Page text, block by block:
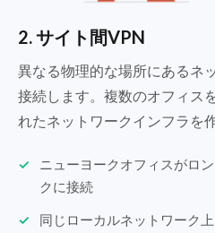
2. サイト間VPN
異なる物理的な場所にあるネ
接続します。複数のオフィス
れたネットワークインフラを
ニューヨークオフィスがロ
クに接続
同じローカルネットワーク